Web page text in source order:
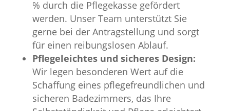
% durch die Pflegekasse gefördert
werden. Unser Team unterstützt Sie
gerne bei der Antragstellung und sorgt
für einen reibungslosen Ablauf.
Pflegeleichtes und sicheres Design:
Wir legen besonderen Wert auf die
Schaffung eines pflegefreundlichen und
sicheren Badezimmers, das Ihre